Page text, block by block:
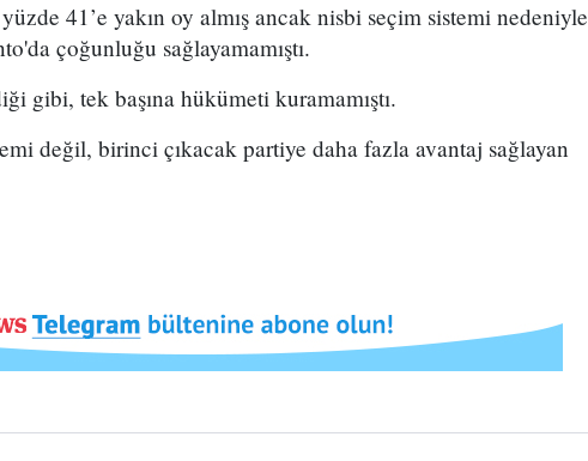
41’e yakın oy almış ancak nisbi seçim sistemi nedeniyle
çoğunluğu sağlayamamıştı.
gibi, tek başına hükümeti kuramamıştı.
değil, birinci çıkacak partiye daha fazla avantaj sağlayan